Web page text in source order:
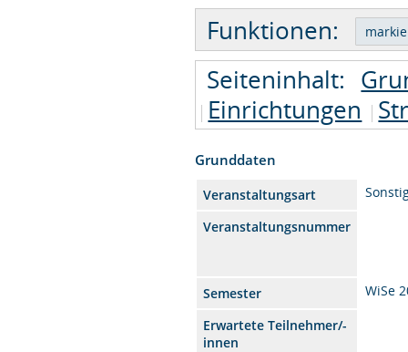
Funktionen:
Seiteninhalt:
Einrichtungen
Grunddaten
Veranstaltungsart
Veranstaltungsnummer
Semester
WiSe
Erwartete Teilnehmer/-
innen